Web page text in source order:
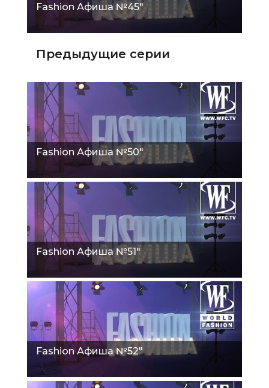
Fashion Афиша №45"
Предыдущие серии
Fashion Афиша №50"
Fashion Афиша №51"
Fashion Афиша №52"